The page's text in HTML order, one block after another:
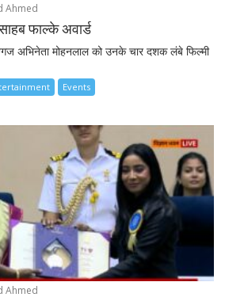
Ahmed
फाल्के अवार्ड
अभिनेता मोहनलाल को उनके चार दशक लंबे फिल्मी
Events
Ahmed